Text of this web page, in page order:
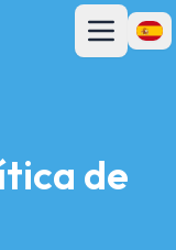
Abrir menú
Abrir
de